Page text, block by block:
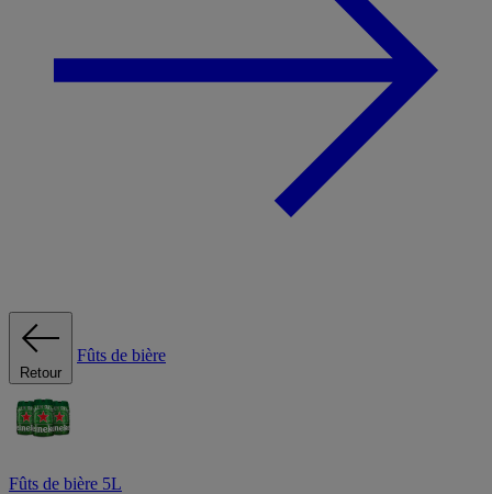
Retour
Fûts de bière
Fûts de bière 5L